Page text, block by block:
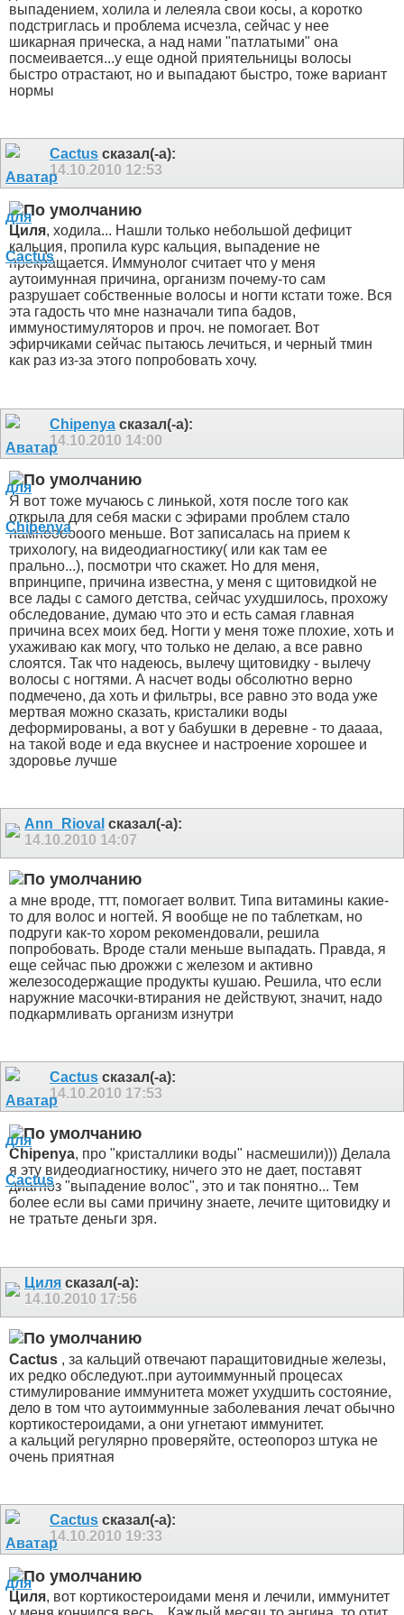
выпадением, холила и лелеяла свои косы, а коротко
подстриглась и проблема исчезла, сейчас у нее
шикарная прическа, а над нами "патлатыми" она
посмеивается...у еще одной приятельницы волосы
быстро отрастают, но и выпадают быстро, тоже вариант
нормы
Cactus сказал(-а):
14.10.2010 12:53
Циля, ходила... Нашли только небольшой дефицит
кальция, пропила курс кальция, выпадение не
прекращается. Иммунолог считает что у меня
аутоимунная причина, организм почему-то сам
разрушает собственные волосы и ногти кстати тоже. Вся
эта гадость что мне назначали типа бадов,
иммуностимуляторов и проч. не помогает. Вот
эфирчиками сейчас пытаюсь лечиться, и черный тмин
как раз из-за этого попробовать хочу.
Chipenya сказал(-а):
14.10.2010 14:00
Я вот тоже мучаюсь с линькой, хотя после того как
открыла для себя маски с эфирами проблем стало
намноооооого меньше. Вот записалась на прием к
трихологу, на видеодиагностику( или как там ее
прально...), посмотри что скажет. Но для меня,
впринципе, причина известна, у меня с щитовидкой не
все лады с самого детства, сейчас ухудшилось, прохожу
обследование, думаю что это и есть самая главная
причина всех моих бед. Ногти у меня тоже плохие, хоть и
ухаживаю как могу, что только не делаю, а все равно
слоятся. Так что надеюсь, вылечу щитовидку - вылечу
волосы с ногтями. А насчет воды обсолютно верно
подмечено, да хоть и фильтры, все равно это вода уже
мертвая можно сказать, кристалики воды
деформированы, а вот у бабушки в деревне - то даааа,
на такой воде и еда вкуснее и настроение хорошее и
здоровье лучше
Ann_Rioval сказал(-а):
14.10.2010 14:07
а мне вроде, ттт, помогает волвит. Типа витамины какие-
то для волос и ногтей. Я вообще не по таблеткам, но
подруги как-то хором рекомендовали, решила
попробовать. Вроде стали меньше выпадать. Правда, я
еще сейчас пью дрожжи с железом и активно
железосодержащие продукты кушаю. Решила, что если
наружние масочки-втирания не действуют, значит, надо
подкармливать организм изнутри
Cactus сказал(-а):
14.10.2010 17:53
Chipenya, про "кристаллики воды" насмешили))) Делала
я эту видеодиагностику, ничего это не дает, поставят
диагноз "выпадение волос", это и так понятно... Тем
более если вы сами причину знаете, лечите щитовидку и
не тратьте деньги зря.
Циля сказал(-а):
14.10.2010 17:56
Cactus , за кальций отвечают паращитовидные железы,
их редко обследуют..при аутоиммунный процесах
стимулирование иммунитета может ухудшить состояние,
дело в том что аутоиммунные заболевания лечат обычно
кортикостероидами, а они угнетают иммунитет.
а кальций регулярно проверяйте, остеопороз штука не
очень приятная
Cactus сказал(-а):
14.10.2010 19:33
Циля, вот кортикостероидами меня и лечили, иммунитет